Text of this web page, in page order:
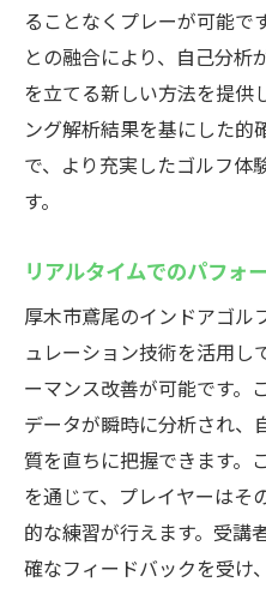
ることなくプレーが可能で
との融合により、自己分析
を立てる新しい方法を提供
ング解析結果を基にした的
で、より充実したゴルフ体
す。
リアルタイムでのパフォ
厚木市鳶尾のインドアゴル
ュレーション技術を活用し
ーマンス改善が可能です。
データが瞬時に分析され、
質を直ちに把握できます。
を通じて、プレイヤーはそ
的な練習が行えます。受講
確なフィードバックを受け